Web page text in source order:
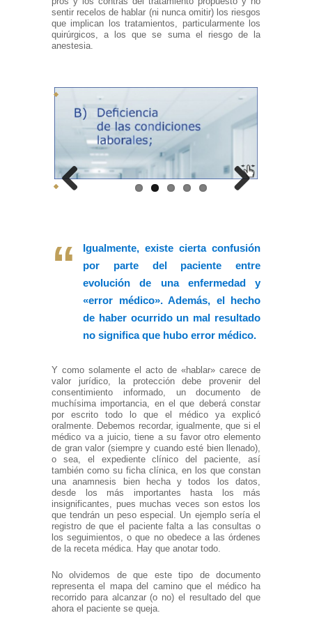
sentir recelos de hablar (ni nunca omitir) los riesgos
que implican los tratamientos, particularmente los
quirúrgicos, a los que se suma el riesgo de la
anestesia.
Igualmente, existe cierta confusión
por parte del paciente entre
evolución de una enfermedad y
«error médico». Además, el hecho
de haber ocurrido un mal resultado
no significa que hubo error médico.
Y como solamente el acto de «hablar» carece de
valor jurídico, la protección debe provenir del
consentimiento informado, un documento de
muchísima importancia, en el que deberá constar
por escrito todo lo que el médico ya explicó
oralmente. Debemos recordar, igualmente, que si el
médico va a juicio, tiene a su favor otro elemento
de gran valor (siempre y cuando esté bien llenado),
o sea, el expediente clínico del paciente, así
también como su ficha clínica, en los que constan
una anamnesis bien hecha y todos los datos,
desde los más importantes hasta los más
insignificantes, pues muchas veces son estos los
que tendrán un peso especial. Un ejemplo sería el
registro de que el paciente falta a las consultas o
los seguimientos, o que no obedece a las órdenes
de la receta médica. Hay que anotar todo.
No olvidemos de que este tipo de documento
representa el mapa del camino que el médico ha
recorrido para alcanzar (o no) el resultado del que
ahora el paciente se queja.